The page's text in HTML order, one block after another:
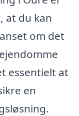
at du kan
om det
essentielt at
en